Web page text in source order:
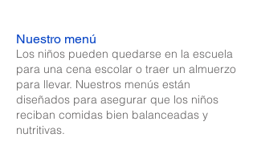
Nuestro menú
Los niños pueden quedarse en la escuela
para una cena escolar o traer un almuerzo
para llevar. Nuestros menús están
diseñados para asegurar que los niños
reciban comidas bien balanceadas y
nutritivas. ​